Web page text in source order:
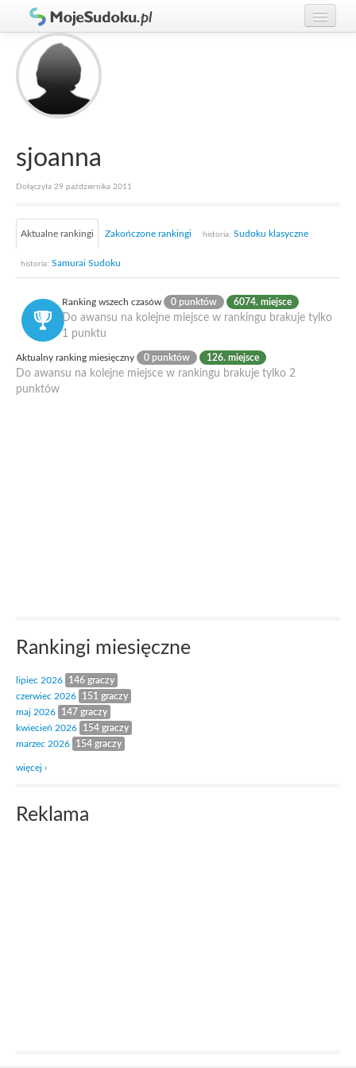
Graj w Sudoku!
Zasady Sudoku
Rankingi
Gracze
sjoanna
Dołączyła 29 października 2011
Aktualne rankingi Zakończone rankingi historia: Sudoku klasyczne
historia: Samurai Sudoku
Ranking wszech czasów 0 punktów 6074. miejsce
Do awansu na kolejne miejsce w rankingu brakuje tylko
1 punktu
Aktualny ranking miesięczny 0 punktów 126. miejsce
Do awansu na kolejne miejsce w rankingu brakuje tylko 2
punktów
Rankingi miesięczne
lipiec 2026
146 graczy
czerwiec 2026
151 graczy
maj 2026
147 graczy
kwiecień 2026
154 graczy
marzec 2026
154 graczy
więcej ›
Reklama